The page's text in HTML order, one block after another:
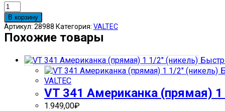
Количество
товара
VT
94
Эксцентрик
3/4*10мм
В корзину
Артикул: 28988 Категория: VALTEC
Похожие товары
VALTEC
VT 341 Американка (прямая) 1
1.949,00₽